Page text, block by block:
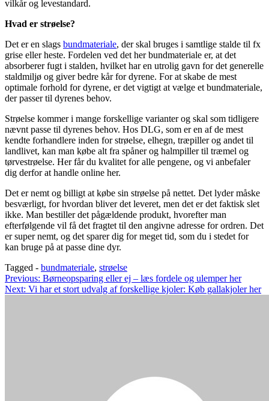
vilkår og levestandard.
Hvad er strøelse?
Det er en slags bundmateriale, der skal bruges i samtlige stalde til fx
grise eller heste. Fordelen ved det her bundmateriale er, at det
absorberer fugt i stalden, hvilket har en utrolig gavn for det generelle
staldmiljø og giver bedre kår for dyrene. For at skabe de mest
optimale forhold for dyrene, er det vigtigt at vælge et bundmateriale,
der passer til dyrenes behov.
Strøelse kommer i mange forskellige varianter og skal som tidligere
nævnt passe til dyrenes behov. Hos DLG, som er en af de mest
kendte forhandlere inden for strøelse, elhegn, træpiller og andet til
landlivet, kan man købe alt fra spåner og halmpiller til træmel og
tørvestrøelse. Her får du kvalitet for alle pengene, og vi anbefaler
dig derfor at handle online her.
Det er nemt og billigt at købe sin strøelse på nettet. Det lyder måske
besværligt, for hvordan bliver det leveret, men det er det faktisk slet
ikke. Man bestiller det pågældende produkt, hvorefter man
efterfølgende vil få det fragtet til den angivne adresse for ordren. Det
er super nemt, og det sparer dig for meget tid, som du i stedet for
kan bruge på at passe dine dyr.
Tagged - bundmateriale, strøelse
Indlægsnavigation
Previous: Børneopsparing eller ej – læs fordele og ulemper her
Next: Vi har et stort udvalg af forskellige kjoler: Køb gallakjoler her